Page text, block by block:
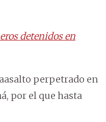
detenidos en
perpetrado en
por el que hasta